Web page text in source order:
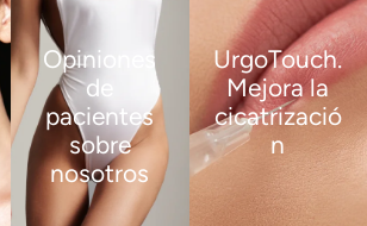
Opiniones
de
pacientes
sobre
nosotros
VER
UrgoTouch.
Mejora la
cicatrizació
n
VER
MÁS